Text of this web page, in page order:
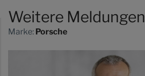
Weitere Meldungen
Marke: Porsche